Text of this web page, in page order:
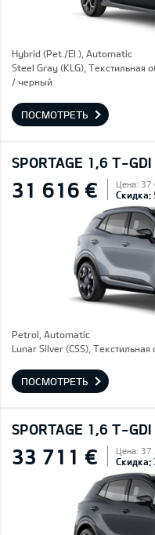
Hybrid (Pet./El.), Automatic
Steel Gray (KLG), Текстильная
/ черный
ПОСМОТРЕТЬ
SPORTAGE 1,6 T-
31 616 € Цена: 37
Скидка:
Petrol, Automatic
Lunar Silver (CSS),
ПОСМОТРЕТЬ
SPORTAGE 1,6 T-
33 711 € Цена: 37
Скидка: